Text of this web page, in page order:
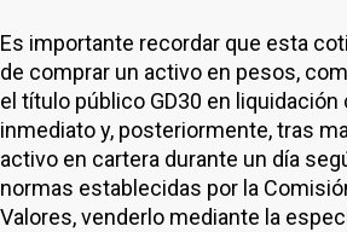
Es importante recordar que esta
de comprar un activo en pesos,
el título público GD30 en liquidación
inmediato y, posteriormente, tras
activo en cartera durante un día
normas establecidas por la
Valores, venderlo mediante la